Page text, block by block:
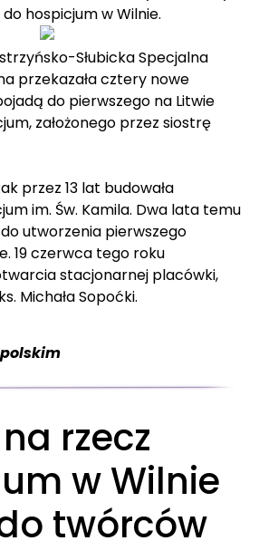
hospicjum w Wilnie.
Słubicka Specjalna
przekazała cztery nowe
do pierwszego na Litwie
założonego przez siostrę
przez 13 lat budowała
im. Św. Kamila. Dwa lata temu
do utworzenia pierwszego
19 czerwca tego roku
stacjonarnej placówki,
Michała Sopoćki.
rzecz
w Wilnie
twórców